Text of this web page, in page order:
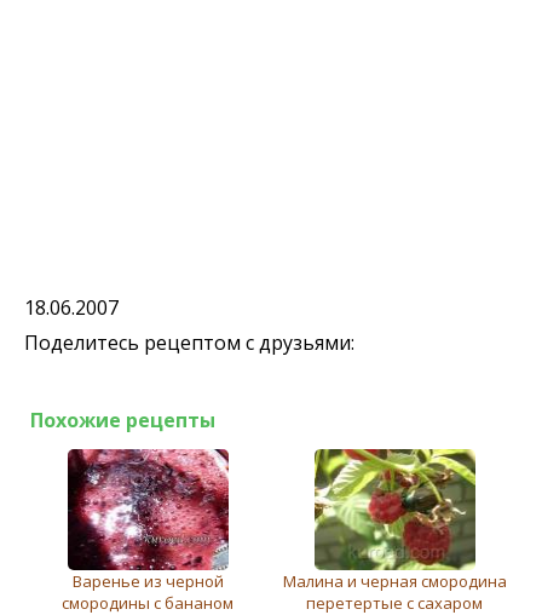
18.06.2007
Поделитесь рецептом с друзьями:
Похожие рецепты
Варенье из черной
смородины с бананом
Малина и черная смородина
перетертые с сахаром